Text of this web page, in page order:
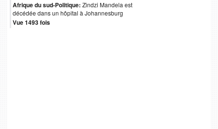
Afrique du sud-Politique: Zindzi Mandela est
décédée dans un hôpital à Johannesburg
Vue 1493 fois